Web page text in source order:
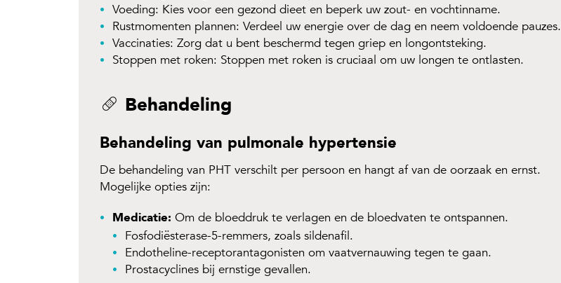
Voeding: Kies voor een gezond dieet en beperk uw zout- en vochtinname.
Rustmomenten plannen: Verdeel uw energie over de dag en neem voldoende pauzes.
Vaccinaties: Zorg dat u bent beschermd tegen griep en longontsteking.
Stoppen met roken: Stoppen met roken is cruciaal om uw longen te ontlasten.
Behandeling
Behandeling van pulmonale hypertensie
De behandeling van PHT verschilt per persoon en hangt af van de oorzaak en ernst.
Mogelijke opties zijn:
Medicatie: Om de bloeddruk te verlagen en de bloedvaten te ontspannen.
Fosfodiësterase-5-remmers, zoals sildenafil.
Endotheline-receptorantagonisten om vaatvernauwing tegen te gaan.
Prostacyclines bij ernstige gevallen.